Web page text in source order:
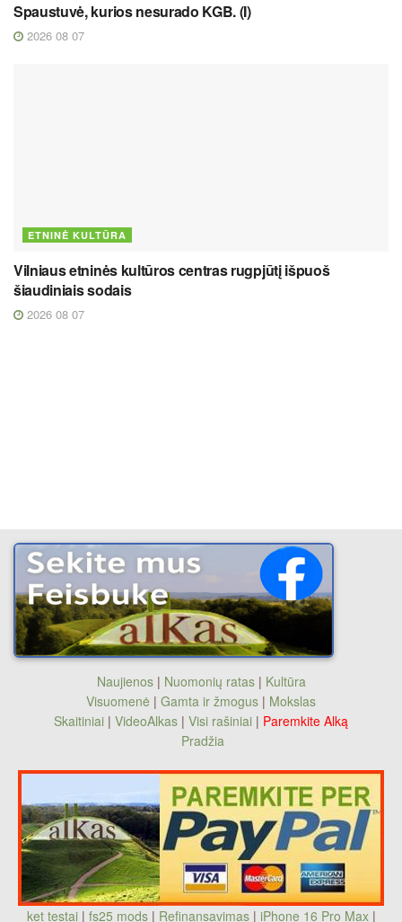
Spaustuvė, kurios nesurado KGB. (I)
2026 08 07
ETNINĖ KULTŪRA
Vilniaus etninės kultūros centras rugpjūtį išpuoš
šiaudiniais sodais
2026 08 07
Naujienos| Nuomonių ratas| Kultūra
Visuomenė | Gamta ir žmogus | Mokslas
Skaitiniai | VideoAlkas | Visi rašiniai | Paremkite Alką
Pradžia
ket testai | fs25 mods| Refinansavimas| iPhone 16 Pro Max|